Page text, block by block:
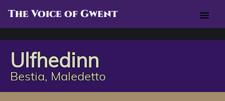
The Voice of Gwent menu
Ulfhedinn
Bestia, Maledetto